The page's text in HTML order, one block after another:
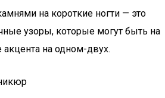
на короткие ногти — это
узоры, которые могут быть на
акцента на одном-двух.